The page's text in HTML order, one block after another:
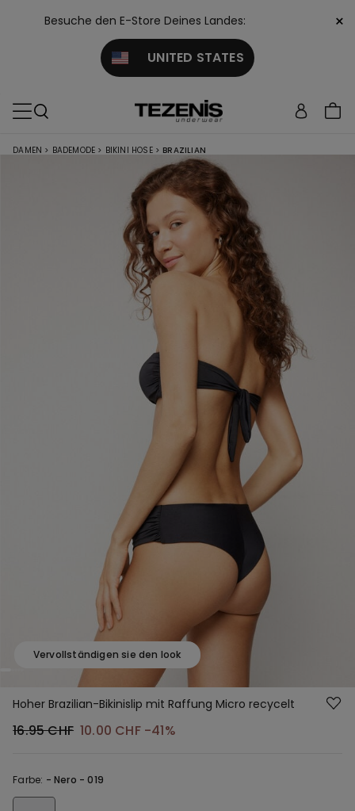
Besuche den E-Store Deines Landes:
UNITED STATES
×
DAMEN > BADEMODE > BIKINI HOSE > BRAZILIAN
Vervollständigen sie den look
Hoher Brazilian-Bikinislip mit Raffung Micro recycelt
16.95 CHF 10.00 CHF -41%
Farbe: -Nero - 019